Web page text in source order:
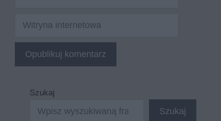
Witryna
internetowa
Szukaj
Szukaj